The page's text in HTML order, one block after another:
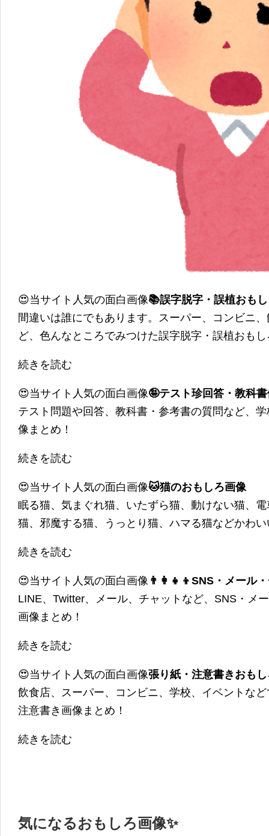
😍当サイト人気の面白画像📚誤字脱字・誤植おも
間違いは誰にでもあります。スーパー、コンビニ
ど、色んなところでみつけた誤字脱字・誤植おも
続きを読む
😍当サイト人気の面白画像🤪テスト珍回答・教科
テスト問題や回答、教科書・参考書の質問など、
像まとめ！
続きを読む
😍当サイト人気の面白画像🐱猫のおもしろ画像
眠る猫、気まぐれ猫、いたずら猫、動けない猫、
猫、邪魔する猫、うっとり猫、ハマる猫などかわ
続きを読む
😍当サイト人気の面白画像 👨‍👩‍👧‍👦SNS・メール
LINE、Twitter、メール、チャットなど、SNS・メ
画像まとめ！
続きを読む
😍当サイト人気の面白画像張り紙・注意書きおも
飲食店、スーパー、コンビニ、学校、イベントな
注意書き画像まとめ！
続きを読む
気になるおもしろ画像✨